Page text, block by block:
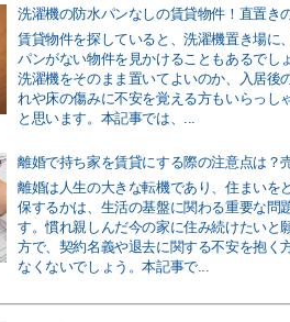
賃貸物件を探していると、洗濯機置き場に
パンがない物件を見かけることもあるでしょ
洗濯機をそのまま置いてよいのか、入居後
れや床の傷みに不安を覚える方もいらっし
と思います。本記事では、...
離婚は人生の大きな転機であり、住まいを
保するかは、生活の基盤に関わる重要な問
す。慣れ親しんだ今の家に住み続けたいと
方で、契約名義や退去に関する不安を抱く
なくないでしょう。本記事で...